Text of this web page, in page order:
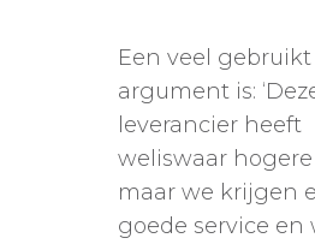
Een veel gebruikt
argument is:
leverancier heeft
weliswaar
maar we krijgen
goede service en